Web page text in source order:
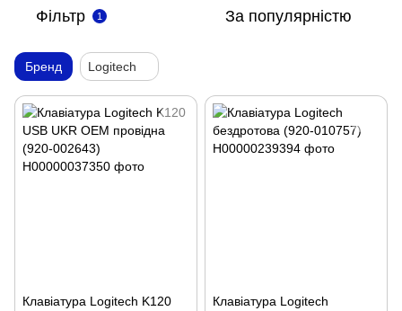
Фільтр 1 За популярністю
Бренд Logitech
Клавіатура Logitech K120
Клавіатура Logitech